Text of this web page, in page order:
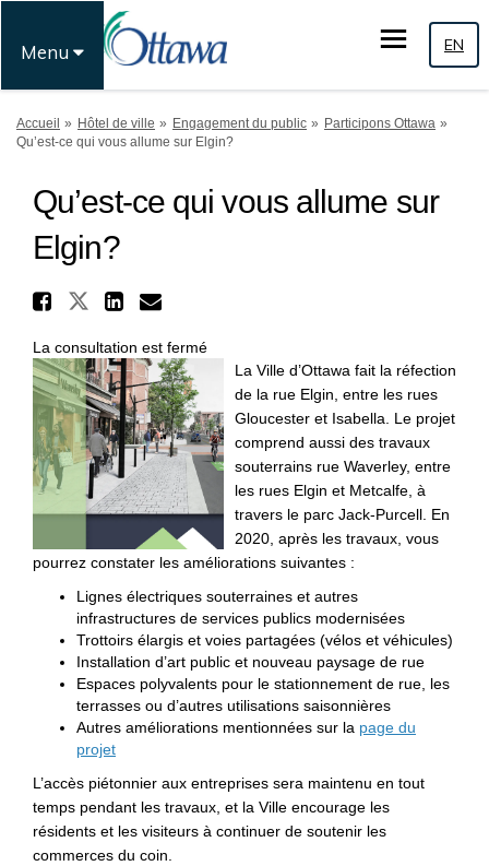
Menu EN
Vous êtes ici:
Accueil Hôtel de ville Engagement du public
Participons Ottawa
Qu’est-ce qui vous allume sur Elgin?
Qu’est-ce qui vous allume sur
Elgin?
Partager Qu’est-ce qui vous
Partager Qu’est-ce qui
Partager Qu’est-ce qui
Courriel Qu’est-ce qui
La consultation est fermé
La Ville d’Ottawa fait la réfection
de la rue Elgin, entre les rues
Gloucester et Isabella. Le projet
comprend aussi des travaux
souterrains rue Waverley, entre
les rues Elgin et Metcalfe, à
travers le parc Jack-Purcell. En
2020, après les travaux, vous
pourrez constater les améliorations suivantes :
Lignes électriques souterraines et autres
infrastructures de services publics modernisées
Trottoirs élargis et voies partagées (vélos et véhicules)
Installation d’art public et nouveau paysage de rue
Espaces polyvalents pour le stationnement de rue, les
terrasses ou d’autres utilisations saisonnières
Autres améliorations mentionnées sur la page du
projet(Liens externes)
L’accès piétonnier aux entreprises sera maintenu en tout
temps pendant les travaux, et la Ville encourage les
résidents et les visiteurs à continuer de soutenir les
commerces du coin.